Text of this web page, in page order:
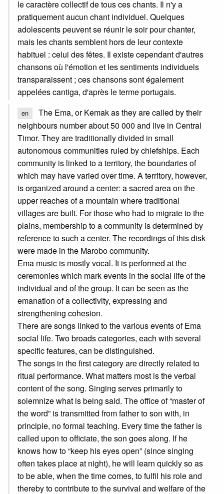
le caractère collectif de tous ces chants. Il n'y a
pratiquement aucun chant individuel. Quelques
adolescents peuvent se réunir le soir pour chanter,
mais les chants semblent hors de leur contexte
habituel : celui des fêtes. Il existe cependant d'autres
chansons où l'émotion et les sentiments individuels
transparaissent ; ces chansons sont également
appelées cantiga, d'après le terme portugais.
en
The Ema, or Kemak as they are called by their
neighbours number about 50 000 and live in Central
Timor. They are traditionally divided in small
autonomous communities ruled by chiefships. Each
community is linked to a territory, the boundaries of
which may have varied over time. A territory, however,
is organized around a center: a sacred area on the
upper reaches of a mountain where traditional
villages are built. For those who had to migrate to the
plains, membership to a community is determined by
reference to such a center. The recordings of this disk
were made in the Marobo community.
Ema music is mostly vocal. It is performed at the
ceremonies which mark events in the social life of the
individual and of the group. It can be seen as the
emanation of a collectivity, expressing and
strengthening cohesion.
There are songs linked to the various events of Ema
social life. Two broads categories, each with several
specific features, can be distinguished.
The songs in the first category are directly related to
ritual performance. What matters most is the verbal
content of the song. Singing serves primarily to
solemnize what is being said. The office of “master of
the word” is transmitted from father to son with, in
principle, no formal teaching. Every time the father is
called upon to officiate, the son goes along. If he
knows how to “keep his eyes open” (since singing
often takes place at night), he will learn quickly so as
to be able, when the time comes, to fulfil his role and
thereby to contribute to the survival and welfare of the